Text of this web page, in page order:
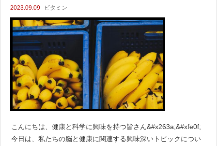
2023.09.09 ビタミン
こんにちは、健康と科学に興味を持つ皆さん&#x263a;&#xfe0f;
今日は、私たちの脳と健康に関連する興味深いトピックについ